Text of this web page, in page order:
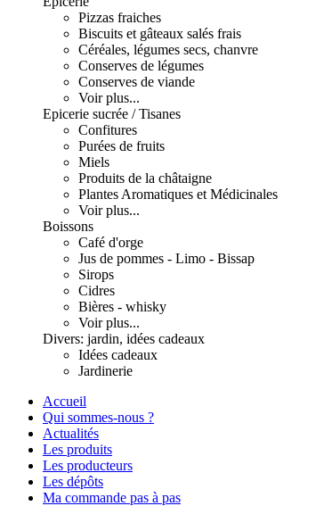
Pizzas fraiches
Biscuits et gâteaux salés frais
Céréales, légumes secs, chanvre
Conserves de légumes
Conserves de viande
Voir plus...
Epicerie sucrée / Tisanes
Confitures
Purées de fruits
Miels
Produits de la châtaigne
Plantes Aromatiques et Médicinales
Voir plus...
Boissons
Café d'orge
Jus de pommes - Limo - Bissap
Sirops
Cidres
Bières - whisky
Voir plus...
Divers: jardin, idées cadeaux
Idées cadeaux
Jardinerie
Accueil
Qui sommes-nous ?
Actualités
Les produits
Les producteurs
Les dépôts
Ma commande pas à pas